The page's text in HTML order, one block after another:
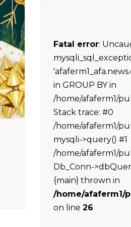
Fatal error:
in GROUP BY in
/home/afaferm1/
Stack trace: #0
/home/afaferm1/
mysqli->query() #1
/home/afaferm1/
Db_Conn-
{main} thrown in
/home/afaferm1/
on line 26